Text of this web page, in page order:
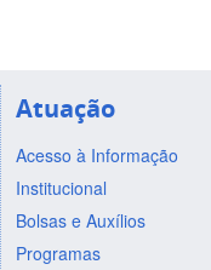
Atuação
Acesso à Informação
Institucional
Bolsas e Auxílios
Programas